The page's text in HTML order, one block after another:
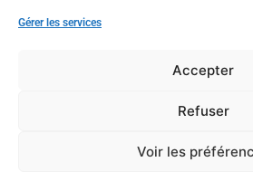
Gérer les services
Accepter
Refuser
Voir les